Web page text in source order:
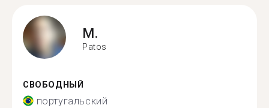
M.
Patos
СВОБОДНЫЙ
португальский